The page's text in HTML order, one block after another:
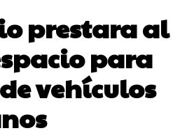
prestara al
para
vehículos